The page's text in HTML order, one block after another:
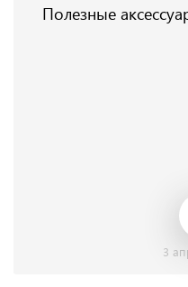
Полезные
3